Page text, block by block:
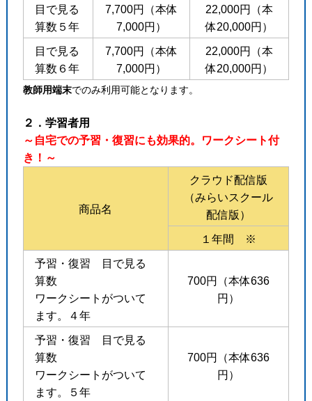
目で見る
算数５年
7,700円（本体
7,000円）
22,000円（本
体20,000円）
目で見る
算数６年
7,700円（本体
7,000円）
22,000円（本
体20,000円）
教師用端末でのみ利用可能となります。
２．学習者用
～自宅での予習・復習にも効果的。ワークシート付
き！～
商品名
クラウド配信版
（みらいスクール
配信版）
１年間 ※
予習・復習 目で見る
算数
ワークシートがついて
ます。４年
700円（本体636
円）
予習・復習 目で見る
算数
ワークシートがついて
ます。５年
700円（本体636
円）